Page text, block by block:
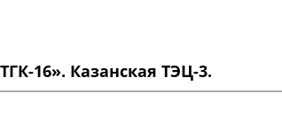
16». Казанская ТЭЦ-3.